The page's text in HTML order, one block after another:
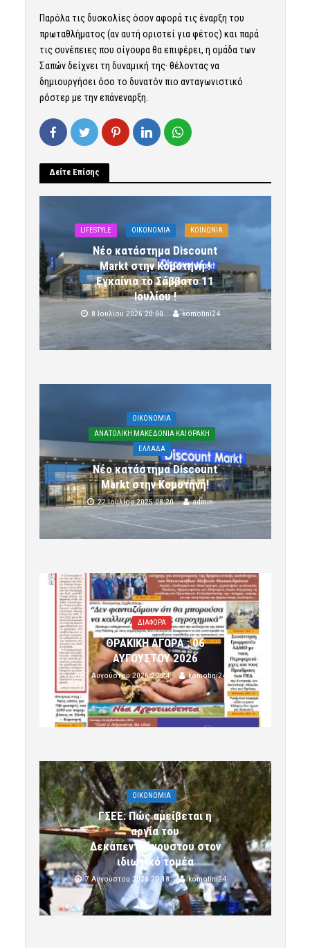
Παρόλα τις δυσκολίες όσον αφορά τις έναρξη του
πρωταθλήματος (αν αυτή οριστεί για φέτος) και παρά
τις συνέπειες που σίγουρα θα επιφέρει, η ομάδα των
Σαπών δείχνει τη δυναμική της· θέλοντας να
δημιουργήσει όσο το δυνατόν πιο ανταγωνιστικό
ρόστερ με την επάνεναρξη.
Δείτε Επίσης
LIFESTYLE OIKONOMIA ΚΟΙΝΩΝΙΑ
Νέο κατάστημα Discount
Markt στην Κομοτηνή !
Εγκαίνια το Σάββατο 11
Ιουλίου !
8 Ιουλίου 2026 20:00 komotini24
OIKONOMIA
ΑΝΑΤΟΛΙΚΗ ΜΑΚΕΔΟΝΙΑ ΚΑΙ ΘΡΑΚΗ
ΕΛΛΑΔΑ
Νέο κατάστημα Discount
Markt στην Κομοτηνή!
22 Ιουλίου 2025 08:20 admin
ΔΙΑΦΟΡΑ
ΘΡΑΚΙΚΗ ΑΓΟΡΑ : 06
ΑΥΓΟΥΣΤΟΥ 2026
7 Αυγούστου 2026 20:24 komotini24
OIKONOMIA
ΓΣΕΕ: Πώς αμείβεται η
αργία του
Δεκαπενταύγουστου στον
ιδιωτικό τομέα
7 Αυγούστου 2026 20:18 komotini24